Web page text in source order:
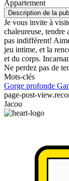
Appartement
Description de la
Je vous invite à
chaleureuse, tendre
pas indifférent!
jeu intime, et la
et du corps.
Ne perdez pas de
Mots-clés
Gorge profonde
page-post-
Jacou